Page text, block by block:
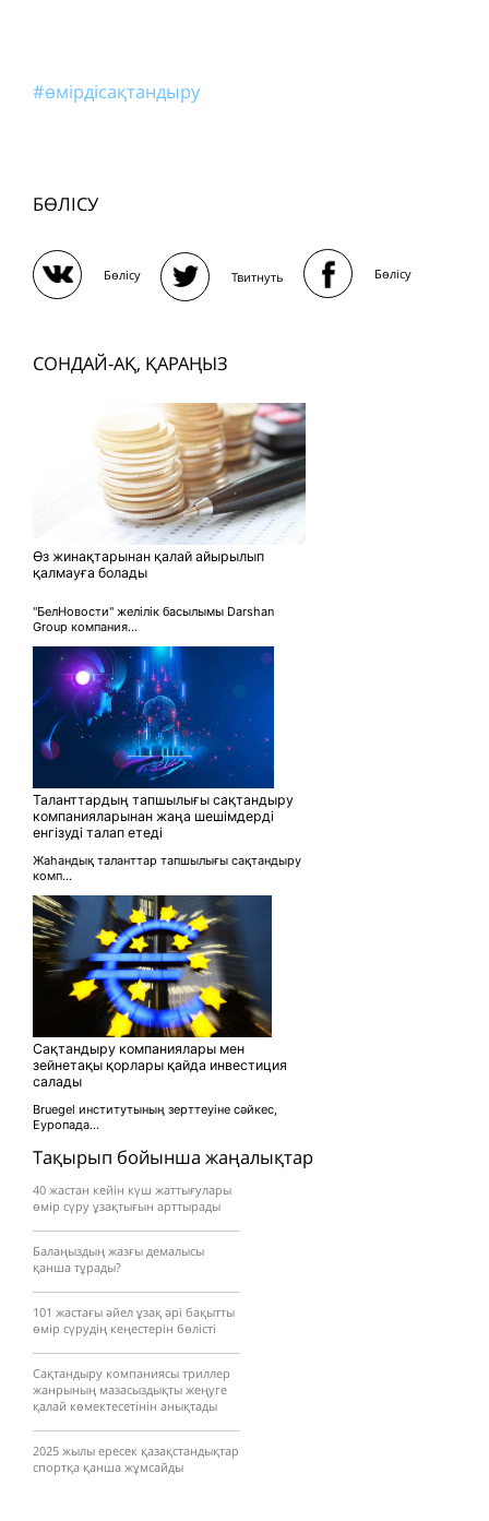
Тақырып бойынша жаңалықтар
40 жастан кейін күш жаттығулары
өмір сүру ұзақтығын арттырады
Балаңыздың жазғы демалысы
қанша тұрады?
101 жастағы әйел ұзақ әрі бақытты
өмір сүрудің кеңестерін бөлісті
Сақтандыру компаниясы триллер
жанрының мазасыздықты жеңуге
қалай көмектесетінін анықтады
2025 жылы ересек қазақстандықтар
спортқа қанша жұмсайды
#өмірдісақтандыру
БӨЛІСУ
Бөлісу Твитнуть Бөлісу
СОНДАЙ-АҚ, ҚАРАҢЫЗ
Өз жинақтарынан қалай айырылып
қалмауға болады
"БелНовости" желілік басылымы Darshan
Group компания...
Таланттардың тапшылығы сақтандыру
компанияларынан жаңа шешімдерді
енгізуді талап етеді
Жаһандық таланттар тапшылығы сақтандыру
комп...
Сақтандыру компаниялары мен
зейнетақы қорлары қайда инвестиция
салады
Bruegel институтының зерттеуіне сәйкес,
Еуропада...